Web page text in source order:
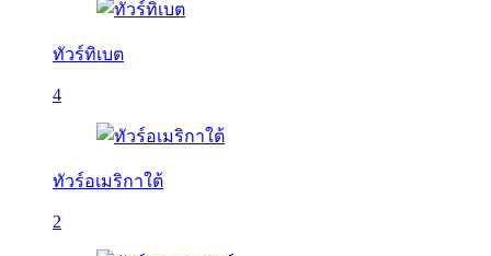
ทัวร์ทิเบต
4
ทัวร์อเมริกาใต้
2